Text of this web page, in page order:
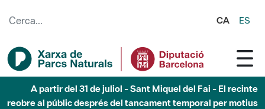
CA ES
A partir del 31 de juliol - Sant Miquel del Fai - El recinte
reobre al públic després del tancament temporal per motius